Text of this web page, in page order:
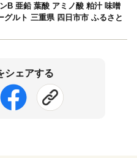
B 亜鉛 葉酸 アミノ酸 粕汁 味噌
ルト 三重県 四日市市 ふるさと
シェアする